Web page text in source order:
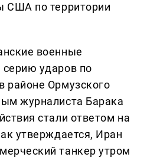
США по территории
военные
ударов по
районе Ормузского
журналиста Барака
стали ответом на
утверждается, Иран
танкер утром